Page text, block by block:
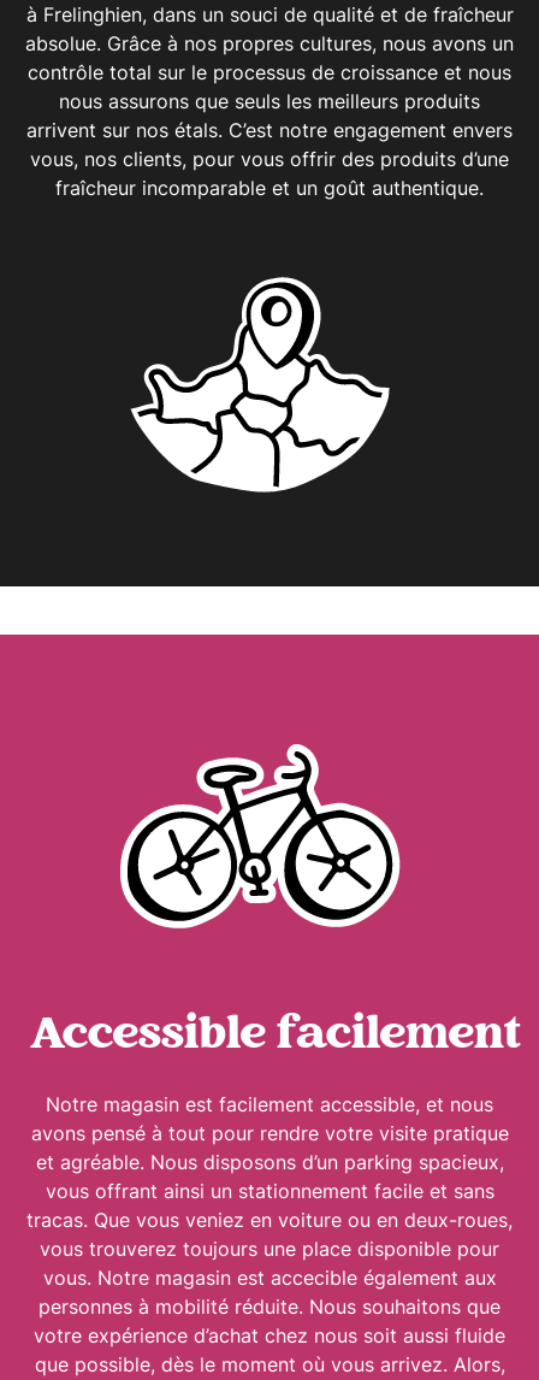
à Frelinghien, dans un souci de qualité et de fraîcheur
absolue. Grâce à nos propres cultures, nous avons un
contrôle total sur le processus de croissance et nous
nous assurons que seuls les meilleurs produits
arrivent sur nos étals. C’est notre engagement envers
vous, nos clients, pour vous offrir des produits d’une
fraîcheur incomparable et un goût authentique.
Accessible facilement
Notre magasin est facilement accessible, et nous
avons pensé à tout pour rendre votre visite pratique
et agréable. Nous disposons d’un parking spacieux,
vous offrant ainsi un stationnement facile et sans
tracas. Que vous veniez en voiture ou en deux-roues,
vous trouverez toujours une place disponible pour
vous. Notre magasin est accecible également aux
personnes à mobilité réduite. Nous souhaitons que
votre expérience d’achat chez nous soit aussi fluide
que possible, dès le moment où vous arrivez. Alors,